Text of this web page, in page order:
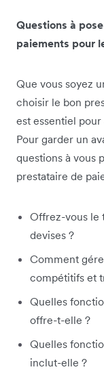
Questions à
paiements pour
Que vous soyez
choisir le bon
est essentiel
Pour garder un
questions à vous
prestataire de
Offrez-vous le
devises ?
Comment
compétitifs et
Quelles
offre-t-elle ?
Quelles
inclut-elle ?